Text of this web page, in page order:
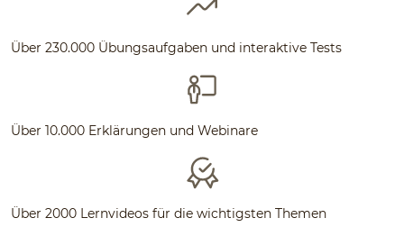
Über 230.000 Übungsaufgaben und interaktive Tests
Über 10.000 Erklärungen und Webinare
Über 2000 Lernvideos für die wichtigsten Themen